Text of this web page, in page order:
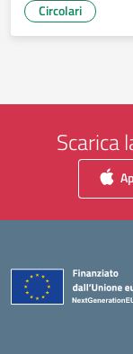
Circolari
Scarica